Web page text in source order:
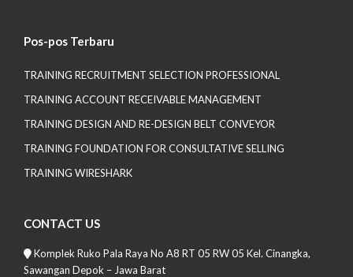
Pos-pos Terbaru
TRAINING RECRUITMENT SELECTION PROFESSIONAL
TRAINING ACCOUNT RECEIVABLE MANAGEMENT
TRAINING DESIGN AND RE-DESIGN BELT CONVEYOR
TRAINING FOUNDATION FOR CONSULTATIVE SELLING
TRAINING WIRESHARK
CONTACT US
Komplek Ruko Pala Raya No A8 RT 05 RW 05 Kel. Cinangka,
Sawangan Depok – Jawa Barat